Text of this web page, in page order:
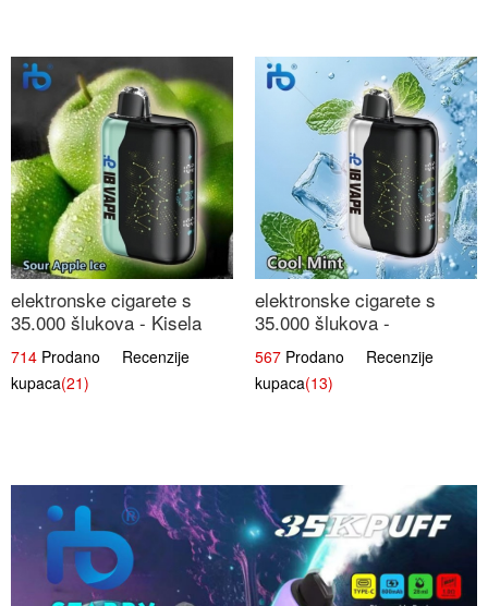
elektronske cigarete s
35.000 šlukova - Kisela
Jabuka Led | Osježavajući
Kiselo-Slatki Okus
714 Prodano Recenzije
kupaca(21)
elektronske cigarete s
35.000 šlukova -
Osježavajući Mentol |
Čista i Svježa Okus
567 Prodano Recenzije
kupaca(13)